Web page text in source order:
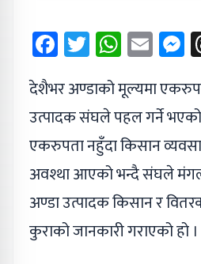
Facebook
Twitter
देशैभर अण्डाको मूल्यमा
उत्पादक संघले पहल गर्ने
एकरुपता नहुँदा किसान
अवश्था आएको भन्दै संघले
अण्डा उत्पादक किसान र
कुराको जानकारी गराएको हो ।